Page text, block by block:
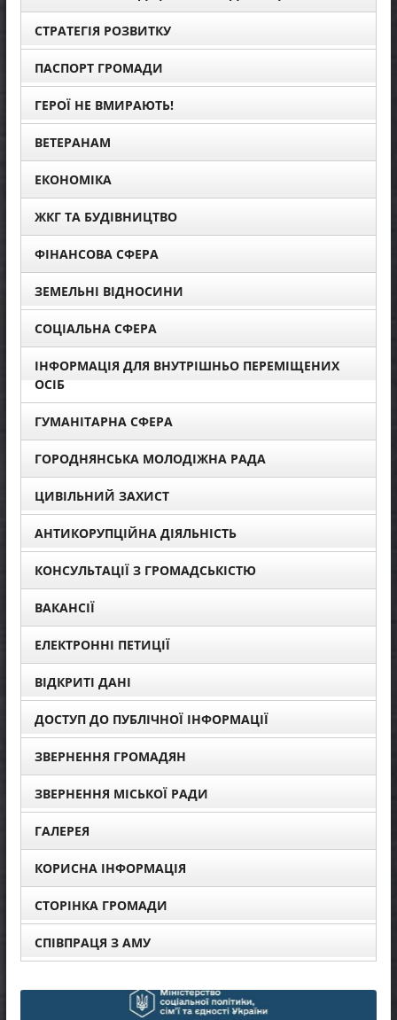
СТРАТЕГІЯ РОЗВИТКУ
ПАСПОРТ ГРОМАДИ
ГЕРОЇ НЕ ВМИРАЮТЬ!
ВЕТЕРАНАМ
ЕКОНОМІКА
ЖКГ ТА БУДІВНИЦТВО
ФІНАНСОВА СФЕРА
ЗЕМЕЛЬНІ ВІДНОСИНИ
СОЦІАЛЬНА СФЕРА
ІНФОРМАЦІЯ ДЛЯ ВНУТРІШНЬО ПЕРЕМІЩЕНИХ
ОСІБ
ГУМАНІТАРНА СФЕРА
ГОРОДНЯНСЬКА МОЛОДІЖНА РАДА
ЦИВІЛЬНИЙ ЗАХИСТ
АНТИКОРУПЦІЙНА ДІЯЛЬНІСТЬ
КОНСУЛЬТАЦІЇ З ГРОМАДСЬКІСТЮ
ВАКАНСІЇ
ЕЛЕКТРОННІ ПЕТИЦІЇ
ВІДКРИТІ ДАНІ
ДОСТУП ДО ПУБЛІЧНОЇ ІНФОРМАЦІЇ
ЗВЕРНЕННЯ ГРОМАДЯН
ЗВЕРНЕННЯ МІСЬКОЇ РАДИ
ГАЛЕРЕЯ
КОРИСНА ІНФОРМАЦІЯ
СТОРІНКА ГРОМАДИ
СПІВПРАЦЯ З АМУ